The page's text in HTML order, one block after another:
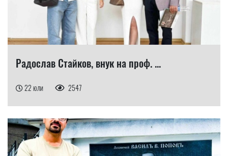
Радослав Стайков, внук на проф. ...
22 юли 2547